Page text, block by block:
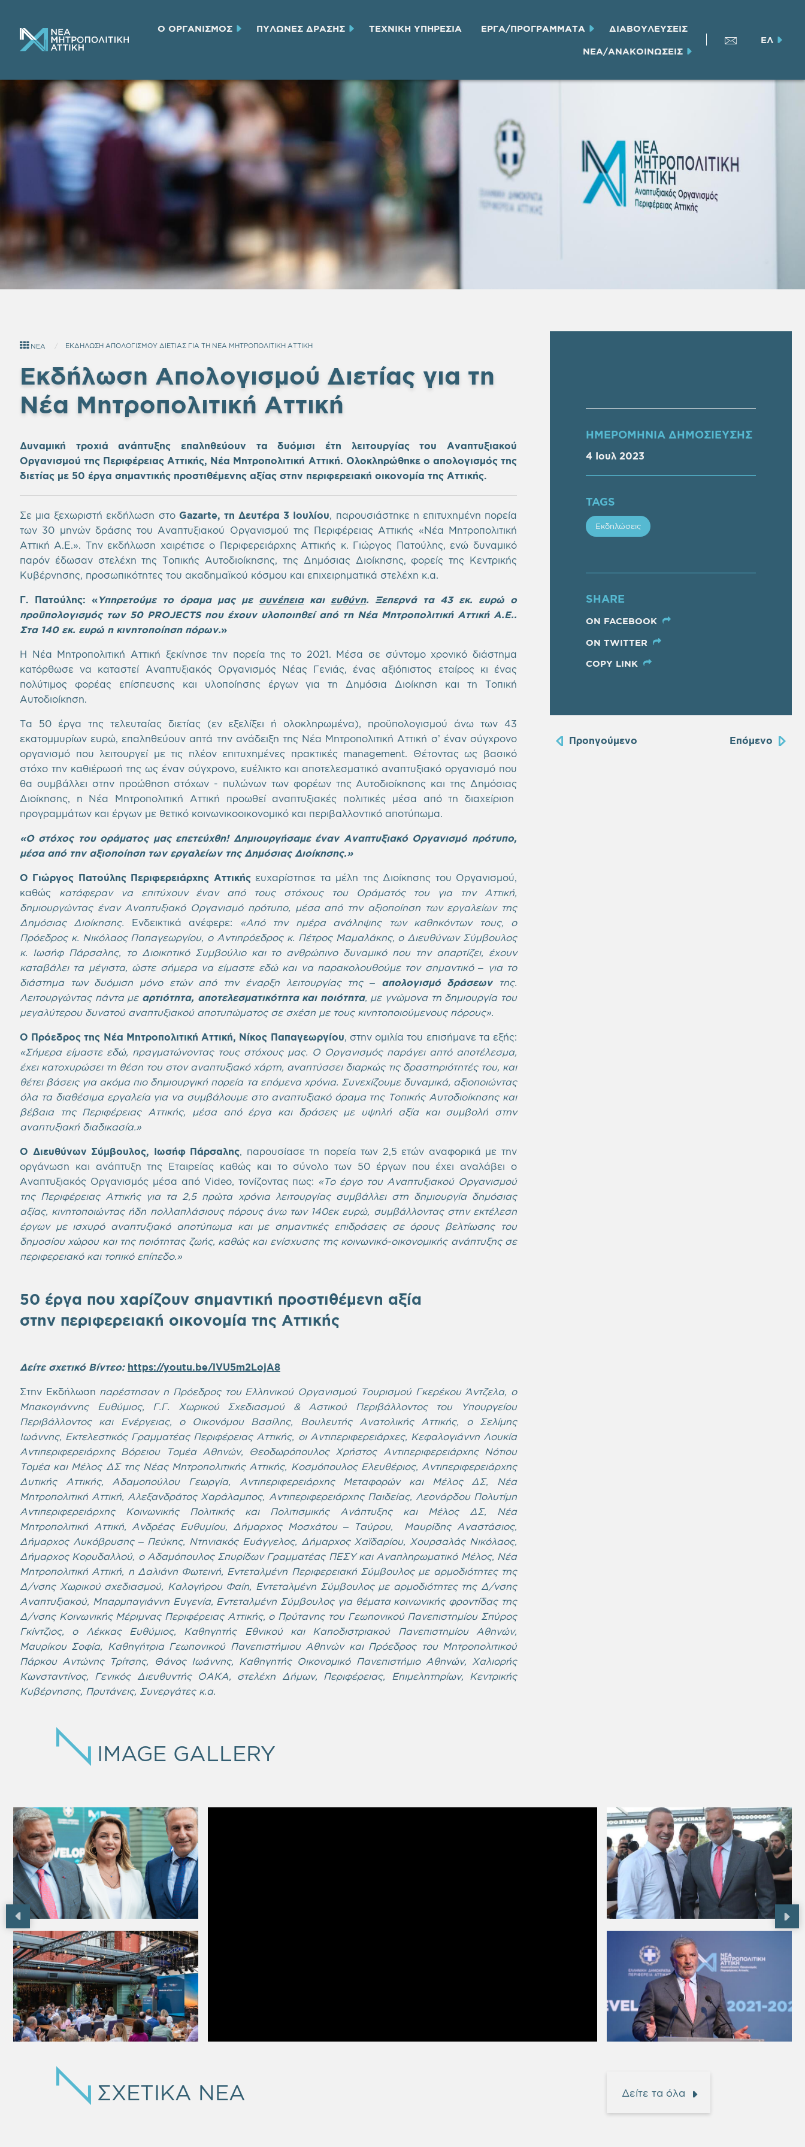
Ο ΟΡΓΑΝΙΣΜΟΣ ΠΥΛΩΝΕΣ ΔΡΑΣΗΣ ΤΕΧΝΙΚH ΥΠΗΡΕΣΙA ΕΡΓΑ/ΠΡΟΓΡΑΜΜΑΤΑ ΔΙΑΒΟΥΛΕΥΣΕΙΣ
ΝΕΑ/ΑΝΑΚΟΙΝΩΣΕΙΣ
ΕΛ
ΝΕΑ ΕΚΔΗΛΩΣΗ ΑΠΟΛΟΓΙΣΜΟΥ ΔΙΕΤΙΑΣ ΓΙΑ ΤΗ ΝΕΑ ΜΗΤΡΟΠΟΛΙΤΙΚΗ ΑΤΤΙΚΗ
Εκδήλωση Απολογισμού Διετίας για τη
Νέα Μητροπολιτική Αττική
Δυναμική τροχιά ανάπτυξης επαληθεύουν τα δυόμισι έτη λειτουργίας του Αναπτυξιακού
Οργανισμού της Περιφέρειας Αττικής, Νέα Μητροπολιτική Αττική. Ολοκληρώθηκε ο απολογισμός της
διετίας με 50 έργα σημαντικής προστιθέμενης αξίας στην περιφερειακή οικονομία της Αττικής.
Σε μια ξεχωριστή εκδήλωση στο Gazarte, τη Δευτέρα 3 Ιουλίου, παρουσιάστηκε η επιτυχημένη πορεία
των 30 μηνών δράσης του Αναπτυξιακού Οργανισμού της Περιφέρειας Αττικής «Νέα Μητροπολιτική
Αττική Α.Ε.». Την εκδήλωση χαιρέτισε ο Περιφερειάρχης Αττικής κ. Γιώργος Πατούλης, ενώ δυναμικό
παρόν έδωσαν στελέχη της Τοπικής Αυτοδιοίκησης, της Δημόσιας Διοίκησης, φορείς της Κεντρικής
Κυβέρνησης, προσωπικότητες του ακαδημαϊκού κόσμου και επιχειρηματικά στελέχη κ.α.
Γ. Πατούλης: «Υπηρετούμε το όραμα μας με συνέπειακαι ευθύνη. Ξεπερνά τα43 εκ. ευρώ ο
προϋπολογισμός των 50 PROJECTS που έχουν υλοποιηθεί από τη Νέα Μητροπολιτική Αττική Α.Ε..
Στα 140 εκ. ευρώ η κινητοποίηση πόρων.»
Η Νέα Μητροπολιτική Αττική ξεκίνησε την πορεία της το 2021. Μέσα σε σύντομο χρονικό διάστημα
κατόρθωσε να καταστεί Αναπτυξιακός Οργανισμός Νέας Γενιάς, ένας αξιόπιστος εταίρος κι ένας
πολύτιμος φορέας επίσπευσης και υλοποίησης έργων για τη Δημόσια Διοίκηση και τη Τοπική
Αυτοδιοίκηση.
Τα 50 έργα της τελευταίας διετίας (εν εξελίξει ή ολοκληρωμένα), προϋπολογισμού άνω των 43
εκατομμυρίων ευρώ, επαληθεύουν απτά την ανάδειξη της Νέα Μητροπολιτική Αττική σ’ έναν σύγχρονο
οργανισμό που λειτουργεί με τις πλέον επιτυχημένες πρακτικές management. Θέτοντας ως βασικό
στόχο την καθιέρωσή της ως έναν σύγχρονο, ευέλικτο και αποτελεσματικό αναπτυξιακό οργανισμό που
θα συμβάλλει στην προώθηση στόχων - πυλώνων των φορέων της Αυτοδιοίκησης και της Δημόσιας
Διοίκησης, η Νέα Μητροπολιτική Αττική προωθεί αναπτυξιακές πολιτικές μέσα από τη διαχείριση
προγραμμάτων και έργων με θετικό κοινωνικοοικονομικό και περιβαλλοντικό αποτύπωμα.
«Ο στόχος του οράματος μας επετεύχθη! Δημιουργήσαμε έναν Αναπτυξιακό Οργανισμό πρότυπο,
μέσα από την αξιοποίηση των εργαλείων της Δημόσιας Διοίκησης.»
Ο Γιώργος Πατούλης Περιφερειάρχης Αττικήςευχαρίστησε τα μέλη της Διοίκησης του Οργανισμού,
καθώς κατάφεραν να επιτύχουν έναν από τους στόχους του Οράματός του για την Αττική,
δημιουργώντας έναν Αναπτυξιακό Οργανισμό πρότυπο, μέσα από την αξιοποίηση των εργαλείων της
Δημόσιας Διοίκησης. Ενδεικτικά ανέφερε: «Από την ημέρα ανάληψης των καθηκόντων τους, ο
Πρόεδρος κ. Νικόλαος Παπαγεωργίου, ο Αντιπρόεδρος κ. Πέτρος Μαμαλάκης, ο Διευθύνων Σύμβουλος
κ. Ιωσήφ Πάρσαλης, το Διοικητικό Συμβούλιο και το ανθρώπινο δυναμικό που την απαρτίζει, έχουν
καταβάλει τα μέγιστα, ώστε σήμερα να είμαστε εδώ και να παρακολουθούμε τον σημαντικό – για το
διάστημα των δυόμιση μόνο ετών από την έναρξη λειτουργίας της – απολογισμό δράσεωντης.
Λειτουργώντας πάντα με αρτιότητα, αποτελεσματικότητα και ποιότητα, με γνώμονα τη δημιουργία του
μεγαλύτερου δυνατού αναπτυξιακού αποτυπώματος σε σχέση με τους κινητοποιούμενους πόρους».
Ο Πρόεδρος της Νέα Μητροπολιτική Αττική, Νίκος Παπαγεωργίου, στην ομιλία του επισήμανε τα εξής:
«Σήμερα είμαστε εδώ, πραγματώνοντας τους στόχους μας. Ο Οργανισμός παράγει απτό αποτέλεσμα,
έχει κατοχυρώσει τη θέση του στον αναπτυξιακό χάρτη, αναπτύσσει διαρκώς τις δραστηριότητές του, και
θέτει βάσεις για ακόμα πιο δημιουργική πορεία τα επόμενα χρόνια. Συνεχίζουμε δυναμικά, αξιοποιώντας
όλα τα διαθέσιμα εργαλεία για να συμβάλουμε στο αναπτυξιακό όραμα της Τοπικής Αυτοδιοίκησης και
βέβαια της Περιφέρειας Αττικής, μέσα από έργα και δράσεις με υψηλή αξία και συμβολή στην
αναπτυξιακή διαδικασία.»
Ο Διευθύνων Σύμβουλος, Ιωσήφ Πάρσαλης, παρουσίασε τη πορεία των 2,5 ετών αναφορικά με την
οργάνωση και ανάπτυξη της Εταιρείας καθώς και το σύνολο των 50 έργων που έχει αναλάβει ο
Αναπτυξιακός Οργανισμός μέσα από Video, τονίζοντας πως: «Το έργο του Αναπτυξιακού Οργανισμού
της Περιφέρειας Αττικής για τα 2,5 πρώτα χρόνια λειτουργίας συμβάλλει στη δημιουργία δημόσιας
αξίας, κινητοποιώντας ήδη πολλαπλάσιους πόρους άνω των 140εκ ευρώ, συμβάλλοντας στην εκτέλεση
έργων με ισχυρό αναπτυξιακό αποτύπωμα και με σημαντικές επιδράσεις σε όρους βελτίωσης του
δημοσίου χώρου και της ποιότητας ζωής, καθώς και ενίσχυσης της κοινωνικό-οικονομικής ανάπτυξης σε
περιφερειακό και τοπικό επίπεδο.»
50 έργα που χαρίζουν σημαντική προστιθέμενη αξία
στην περιφερειακή οικονομία της Αττικής
Δείτε σχετικό Βίντεο: https://youtu.be/lVU5m2LojA8
Στην Εκδήλωση παρέστησαν η Πρόεδρος του Ελληνικού Οργανισμού Τουρισμού Γκερέκου Άντζελα, ο
Μπακογιάννης Ευθύμιος, Γ.Γ. Χωρικού Σχεδιασμού & Αστικού Περιβάλλοντος του Υπουργείου
Περιβάλλοντος και Ενέργειας, ο Οικονόμου Βασίλης, Βουλευτής Ανατολικής Αττικής, ο Σελίμης
Ιωάννης, Εκτελεστικός Γραμματέας Περιφέρειας Αττικής, οι Αντιπεριφερειάρχες, Κεφαλογιάννη Λουκία
Αντιπεριφερειάρχης Βόρειου Τομέα Αθηνών, Θεοδωρόπουλος Χρήστος Αντιπεριφερειάρχης Νότιου
Τομέα και Μέλος ΔΣ της Νέας Μητροπολιτικής Αττικής, Κοσμόπουλος Ελευθέριος, Αντιπεριφερειάρχης
Δυτικής Αττικής, Αδαμοπούλου Γεωργία, Αντιπεριφερειάρχης Μεταφορών και Μέλος ΔΣ, Νέα
Μητροπολιτική Αττική, Αλεξανδράτος Χαράλαμπος, Αντιπεριφερειάρχης Παιδείας, Λεονάρδου Πολυτίμη
Αντιπεριφερειάρχης Κοινωνικής Πολιτικής και Πολιτισμικής Ανάπτυξης καιΜέλος ΔΣ, Νέα
Μητροπολιτική Αττική, Ανδρέας Ευθυμίου, Δήμαρχος Μοσχάτου – Ταύρου, Μαυρίδης Αναστάσιος,
Δήμαρχος Λυκόβρυσης – Πεύκης, Ντηνιακός Ευάγγελος, Δήμαρχος Χαϊδαρίου, Χουρσαλάς Νικόλαος,
Δήμαρχος Κορυδαλλού, ο Αδαμόπουλος Σπυρίδων Γραμματέας ΠΕΣΥ και Αναπληρωματικό Μέλος, Νέα
Μητροπολιτική Αττική, η Δαλιάνη Φωτεινή, Εντεταλμένη Περιφερειακή Σύμβουλος με αρμοδιότητες της
Δ/νσης Χωρικού σχεδιασμού, Καλογήρου Φαίη, Εντεταλμένη Σύμβουλος με αρμοδιότητες της Δ/νσης
Αναπτυξιακού, Μπαρμπαγιάννη Ευγενία, Εντεταλμένη Σύμβουλος για θέματα κοινωνικής φροντίδας της
Δ/νσης Κοινωνικής Μέριμνας Περιφέρειας Αττικής, ο Πρύτανης του Γεωπονικού Πανεπιστημίου Σπύρος
Γκίντζιος, ο Λέκκας Ευθύμιος, Καθηγητής Εθνικού και Καποδιστριακού Πανεπιστημίου Αθηνών,
Μαυρίκου Σοφία, Καθηγήτρια Γεωπονικού Πανεπιστήμιου Αθηνών και Πρόεδρος του Μητροπολιτικού
Πάρκου Αντώνης Τρίτσης, Θάνος Ιωάννης, Καθηγητής Οικονομικό Πανεπιστήμιο Αθηνών, Χαλιορής
Κωνσταντίνος, Γενικός Διευθυντής ΟΑΚΑ, στελέχη Δήμων, Περιφέρειας, Επιμελητηρίων, Κεντρικής
Κυβέρνησης, Πρυτάνεις, Συνεργάτες κ.α.
ΗΜΕΡΟΜΗΝΙΑ ΔΗΜΟΣΙΕΥΣΗΣ
4 Ιουλ 2023
TAGS
Εκδηλώσεις
SHARE
ON FACEBOOK
ON TWITTER
COPY LINK
Προηγούμενο Επόμενο
IMAGE GALLERY
ΣΧΕΤΙΚΑ ΝΕΑ Δείτε τα όλα